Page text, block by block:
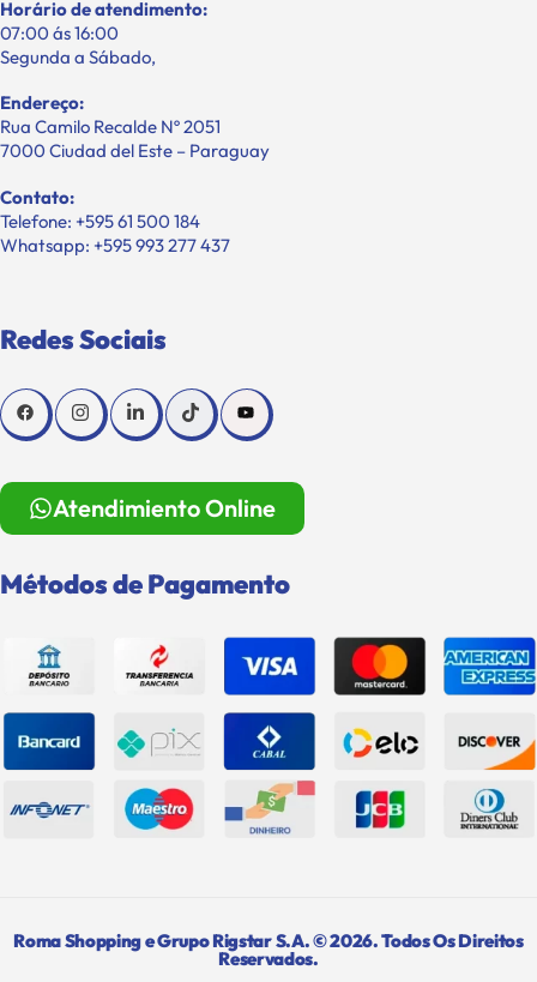
Horário de atendimento:
07:00 ás 16:00
Segunda a Sábado,
Endereço:
Rua Camilo Recalde Nº 2051
7000 Ciudad del Este – Paraguay
Contato:
Telefone: +595 61 500 184
Whatsapp: +595 993 277 437
Redes Sociais
Atendimiento Online
Métodos de Pagamento
Roma Shopping e Grupo Rigstar S.A. © 2026. Todos Os Direitos
Reservados.